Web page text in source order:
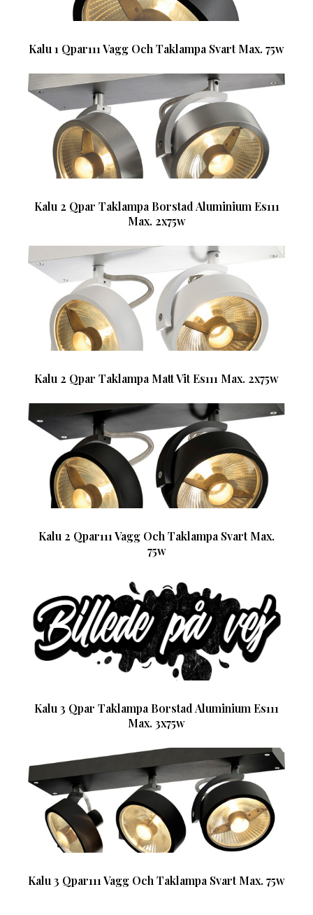
Kalu 1 Qpar111 Vagg Och Taklampa Svart Max. 75w
Kalu 2 Qpar Taklampa Borstad Aluminium Es111
Max. 2x75w
Kalu 2 Qpar Taklampa Matt Vit Es111 Max. 2x75w
Kalu 2 Qpar111 Vagg Och Taklampa Svart Max.
75w
Kalu 3 Qpar Taklampa Borstad Aluminium Es111
Max. 3x75w
Kalu 3 Qpar111 Vagg Och Taklampa Svart Max. 75w